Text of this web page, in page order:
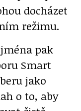
docházet
režimu.
pak
Smart
jako
o to, aby